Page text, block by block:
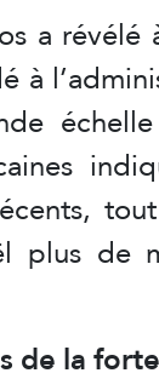
a
à
plus de
de la